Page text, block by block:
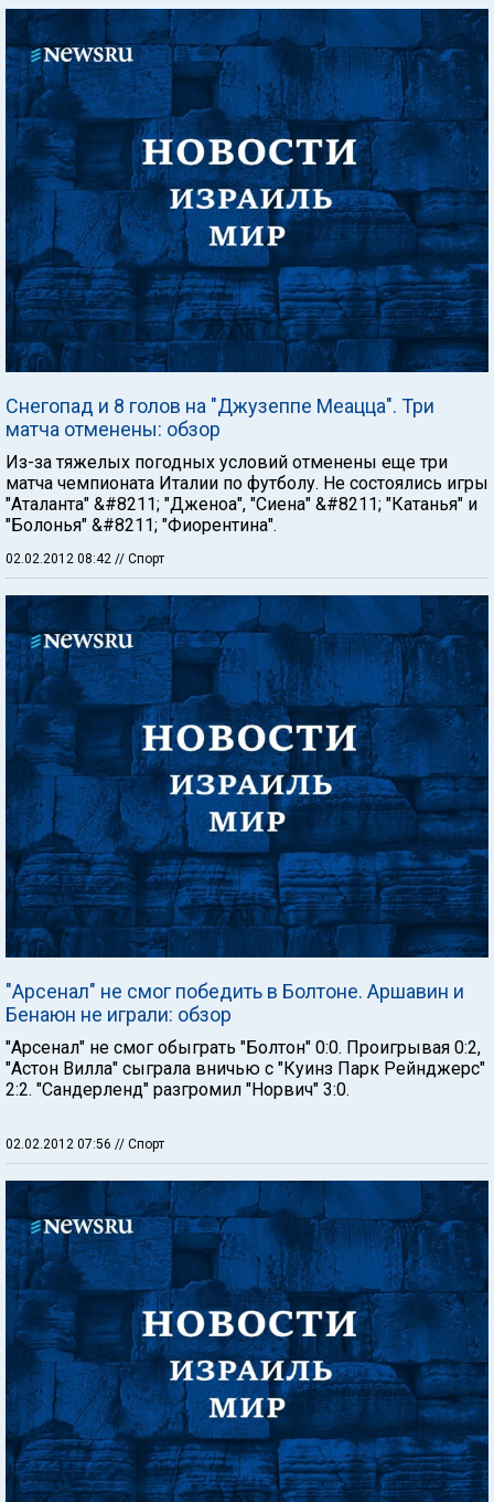
Снегопад и 8 голов на "Джузеппе Меацца". Три
матча отменены: обзор
Из-за тяжелых погодных условий отменены еще три
матча чемпионата Италии по футболу. Не состоялись игры
"Аталанта" &#8211; "Дженоа", "Сиена" &#8211; "Катанья" и
"Болонья" &#8211; "Фиорентина".
02.02.2012 08:42 // Спорт
"Арсенал" не смог победить в Болтоне. Аршавин и
Бенаюн не играли: обзор
"Арсенал" не смог обыграть "Болтон" 0:0. Проигрывая 0:2,
"Астон Вилла" сыграла вничью с "Куинз Парк Рейнджерс"
2:2. "Сандерленд" разгромил "Норвич" 3:0.
02.02.2012 07:56 // Спорт